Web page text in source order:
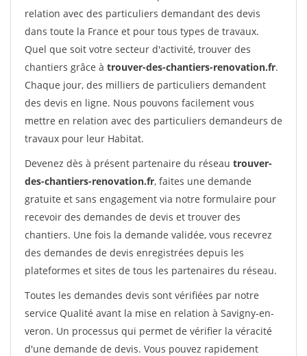
relation avec des particuliers demandant des devis
dans toute la France et pour tous types de travaux.
Quel que soit votre secteur d'activité, trouver des
chantiers grâce à trouver-des-chantiers-renovation.fr.
Chaque jour, des milliers de particuliers demandent
des devis en ligne. Nous pouvons facilement vous
mettre en relation avec des particuliers demandeurs de
travaux pour leur Habitat.
Devenez dès à présent partenaire du réseau trouver-
des-chantiers-renovation.fr, faites une demande
gratuite et sans engagement via notre formulaire pour
recevoir des demandes de devis et trouver des
chantiers. Une fois la demande validée, vous recevrez
des demandes de devis enregistrées depuis les
plateformes et sites de tous les partenaires du réseau.
Toutes les demandes devis sont vérifiées par notre
service Qualité avant la mise en relation à Savigny-en-
veron. Un processus qui permet de vérifier la véracité
d'une demande de devis. Vous pouvez rapidement